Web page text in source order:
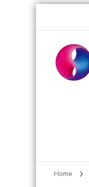
Home